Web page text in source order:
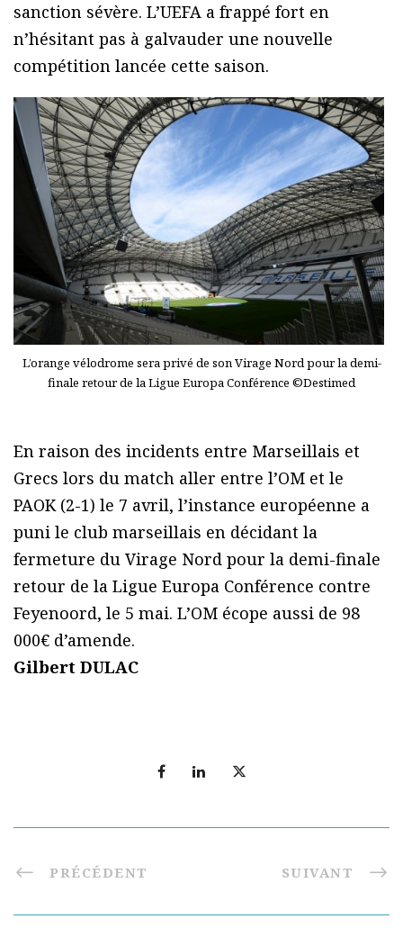
sanction sévère. L’UEFA a frappé fort en
n’hésitant pas à galvauder une nouvelle
compétition lancée cette saison.
L’orange vélodrome sera privé de son Virage Nord pour la demi-
finale retour de la Ligue Europa Conférence ©Destimed
En raison des incidents entre Marseillais et
Grecs lors du match aller entre l’OM et le
PAOK (2-1) le 7 avril, l’instance européenne a
puni le club marseillais en décidant la
fermeture du Virage Nord pour la demi-finale
retour de la Ligue Europa Conférence contre
Feyenoord, le 5 mai. L’OM écope aussi de 98
000€ d’amende.
Gilbert DULAC
PRÉCÉDENT SUIVANT